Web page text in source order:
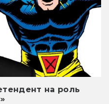
на роль